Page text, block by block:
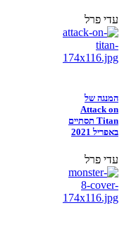
עדי פרל
המנגה של
Attack on
Titan תסתיים
באפריל 2021
עדי פרל